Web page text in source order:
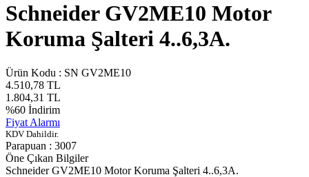
Schneider GV2ME10 Motor
Koruma Şalteri 4..6,3A.
Ürün Kodu : SN GV2ME10
4.510,78 TL
1.804,31 TL
%60 İndirim
Fiyat Alarmı
KDV Dahildir.
Parapuan : 3007
Öne Çıkan Bilgiler
Schneider GV2ME10 Motor Koruma Şalteri 4..6,3A.